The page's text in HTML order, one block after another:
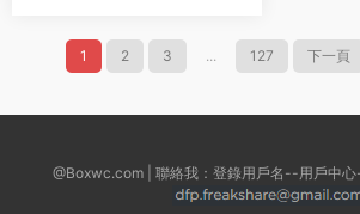
1 2 3 ... 127 下一頁
@Boxwc.com | 聯絡我：登錄用戶名--用戶中心